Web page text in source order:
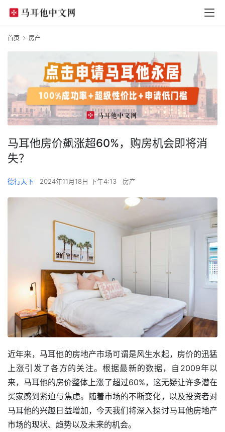
首页 房产
马耳他房价飙涨超60%，购房机会即将消
失？
德行天下 2024年11月18日 下午4:13 房产
近年来，马耳他的房地产市场可谓是风生水起，房价的迅猛
上涨引发了各方的关注。根据最新的数据，自2009年以
来，马耳他的房价整体上涨了超过60%，这无疑让许多潜在
买家感到紧迫与焦虑。随着市场的不断变化，以及投资者对
马耳他的兴趣日益增加，今天我们将深入探讨马耳他房地产
市场的现状、趋势以及未来的机会。